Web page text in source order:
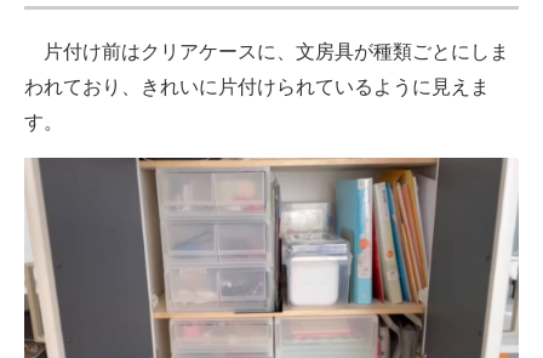
片付け前はクリアケースに、文房具が種類ごとにしま
われており、きれいに片付けられているように見えま
す。